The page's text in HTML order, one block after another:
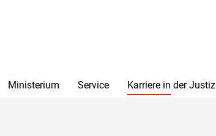
Ministerium Service Karriere in der Justiz